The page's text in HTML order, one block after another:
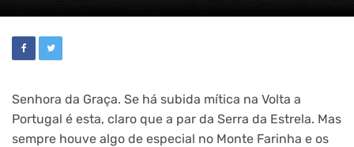
Senhora da Graça. Se há subida mítica na Volta a
Portugal é esta, claro que a par da Serra da Estrela. Mas
sempre houve algo de especial no Monte Farinha e os